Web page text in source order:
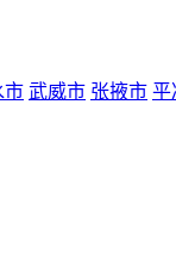
市 武威市 张掖市 平